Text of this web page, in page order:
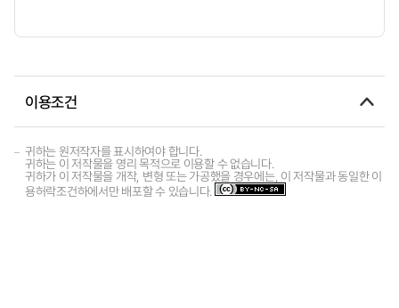
이용조건
귀하는 원저작자를 표시하여야 합니다.
귀하는 이 저작물을 영리 목적으로 이용할 수 없습니다.
귀하가 이 저작물을 개작, 변형 또는 가공했을 경우에는, 이 저작물과 동일한 이
용허락조건하에서만 배포할 수 있습니다.